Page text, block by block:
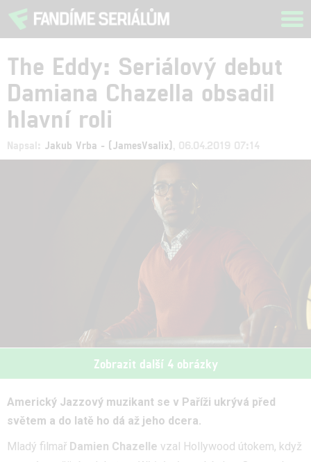
The Eddy: Seriálový debut
Damiana Chazella obsadil
hlavní roli
Napsal: Jakub Vrba - (JamesVsalix) , 06.04.2019 07:14
Zobrazit další 4 obrázky
Americký Jazzový muzikant se v Paříži ukrývá před
světem a do latě ho dá až jeho dcera.
Mladý filmař Damien Chazelle vzal Hollywood útokem, když